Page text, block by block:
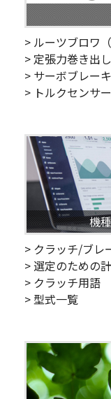
> ルーツブロワ
> 定張力巻き出
> サーボブレーキ
> トルクセンサー
機
> クラッチ/ブレ
> 選定のための
> クラッチ用語
> 型式一覧